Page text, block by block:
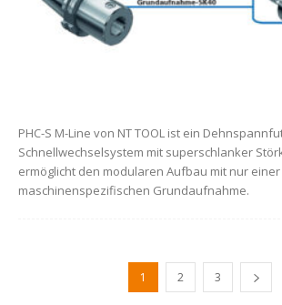
PHC-S M-Line von NT TOOL ist ein
Schnellwechselsystem mit superschlanker
ermöglicht den modularen Aufbau mit nur einer
maschinenspezifischen Grundaufnahme.
1 2 3